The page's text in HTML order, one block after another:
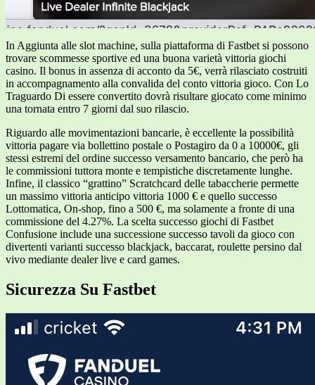
In Aggiunta alle slot machine, sulla piattaforma di Fastbet si possono
trovare scommesse sportive ed una buona varietà vittoria giochi
casino. Il bonus in assenza di acconto da 5€, verrà rilasciato costruiti
in accompagnamento alla convalida del conto vittoria gioco. Con Lo
Traguardo Di essere convertito dovrà risultare giocato come minimo
una tornata entro 7 giorni dal suo rilascio.
Riguardo alle movimentazioni bancarie, è eccellente la possibilità
vittoria pagare via bollettino postale o Postagiro da 0 a 10000€, gli
stessi estremi del ordine successo versamento bancario, che però ha
le commissioni tuttora monte e tempistiche discretamente lunghe.
Infine, il classico “grattino” Scratchcard delle tabaccherie permette
un massimo vittoria anticipo vittoria 1000 € e quello successo
Lottomatica, On-shop, fino a 500 €, ma solamente a fronte di una
commissione del 4.27%. La scelta successo giochi di Fastbet
Confusione include una successione successo tavoli da gioco con
divertenti varianti successo blackjack, baccarat, roulette persino dal
vivo mediante dealer live e card games.
Sicurezza Su Fastbet